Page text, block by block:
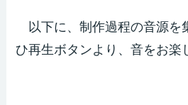
以下に、制作過程の音源を
ひ再生ボタンより、音をお楽